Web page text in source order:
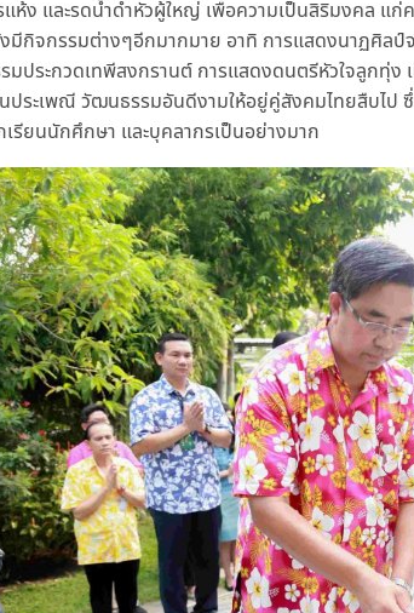
แห้ง และรดน้ำดำหัวผู้ใหญ่ เพื่อความเป็นสิริมงคล
มีกิจกรรมต่างๆอีกมากมาย อาทิ การแสดงนาฏศิลป์
มประกวดเทพีสงกรานต์ การแสดงดนตรีหัวใจลูกทุ่
ประเพณี วัฒนธรรมอันดีงามให้อยู่คู่สังคมไทยสืบไป
รียนนักศึกษา และบุคลากรเป็นอย่างมาก